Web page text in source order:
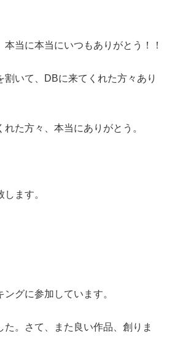
当に本当にいつもありがとう！！
割いて、DBに来てくれた方々あり
た方々、本当にありがとう。
ます。
グに参加しています。
た。さて、また良い作品、創りま